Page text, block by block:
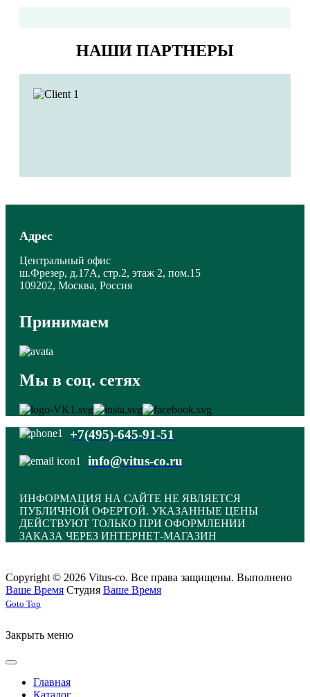
НАШИ ПАРТНЕРЫ
Адрес
Центральный офис
ш.Фрезер, д.17А, стр.2, этаж 2, пом.15
109202, Москва, Россия
Принимаем
Мы в соц. сетях
+7(495)-645-91-51
info@vitus-co.ru
ИНФОРМАЦИЯ НА САЙТЕ НЕ ЯВЛЯЕТСЯ
ПУБЛИЧНОЙ ОФЕРТОЙ. УКАЗАННЫЕ ЦЕНЫ
ДЕЙСТВУЮТ ТОЛЬКО ПРИ ОФОРМЛЕНИИ
ЗАКАЗА ЧЕРЕЗ ИНТЕРНЕТ-МАГАЗИН
Copyright © 2026 Vitus-co. Все права защищены. Выполнено
Ваше Время Студия Ваше Время
Joomla! 3 Templates
Goto Top
Закрыть меню
Главная